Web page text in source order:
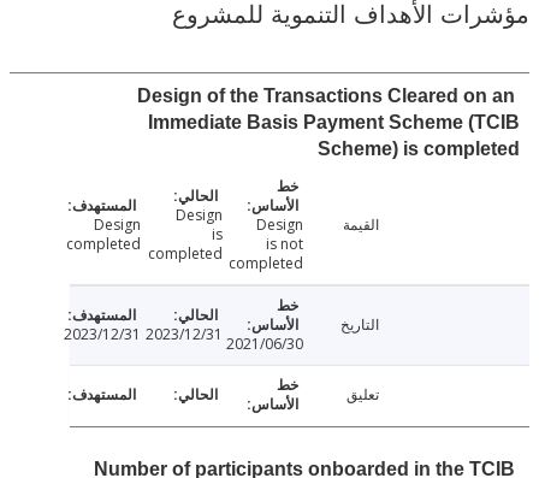
الأهداف التنموية للمشروع
Design of the Transactions Cleared
Immediate Basis Payment Scheme
Scheme) is
Design
completed
Design
is
completed
Design
completed
2021/06/30
2023/12/31
2023/12/31
Number of participants onboarded in the